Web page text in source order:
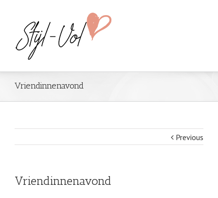
Vriendinnenavond
Previous
Vriendinnenavond